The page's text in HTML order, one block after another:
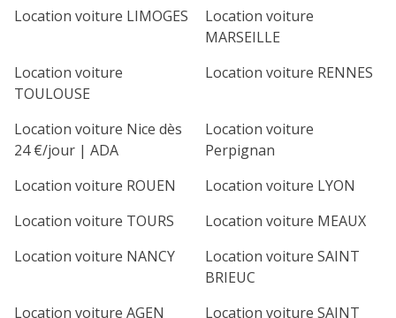
Location voiture LIMOGES
Location voiture
MARSEILLE
Location voiture
TOULOUSE
Location voiture RENNES
Location voiture Nice dès
24 €/jour | ADA
Location voiture
Perpignan
Location voiture ROUEN
Location voiture LYON
Location voiture TOURS
Location voiture MEAUX
Location voiture NANCY
Location voiture SAINT
BRIEUC
Location voiture AGEN
Location voiture SAINT